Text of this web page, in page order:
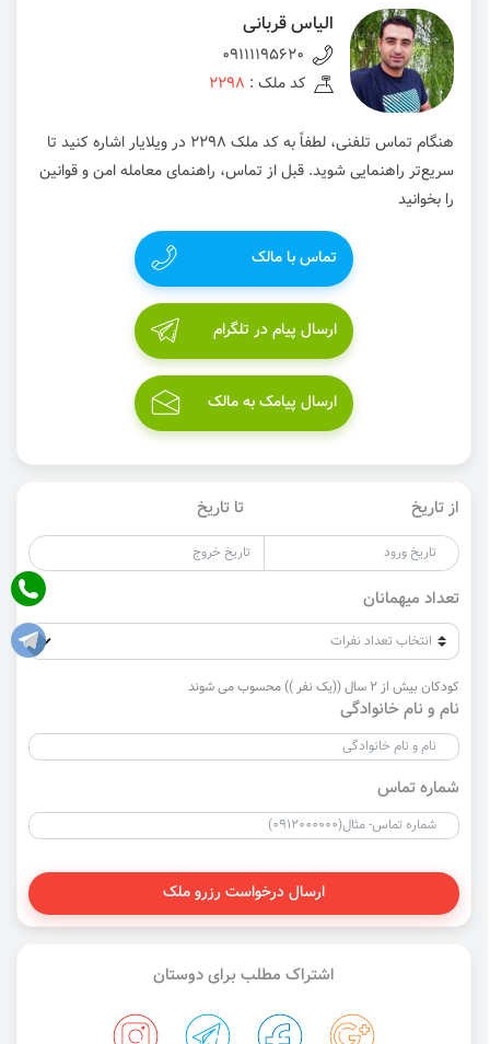
الیاس قربانی
09111195620
کد ملک : 2298
هنگام تماس تلفنی، لطفاً به کد ملک 2298 در ویلایار اشاره کنید تا
سریع‌تر راهنمایی شوید. قبل از تماس، راهنمای معامله امن و قوانین
را بخوانید
تماس با مالک
ارسال پیام در تلگرام
ارسال پیامک به مالک
از تاریخ تا تاریخ
تعداد میهمانان
کودکان بیش از 2 سال ((یک نفر )) محسوب می شوند
نام و نام خانوادگی
شماره تماس
ارسال درخواست رزرو ملک
اشتراک مطلب برای دوستان